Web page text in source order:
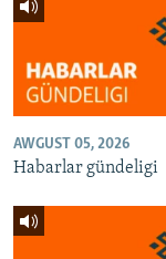
AWGUST 05, 2026
Habarlar gündeligi